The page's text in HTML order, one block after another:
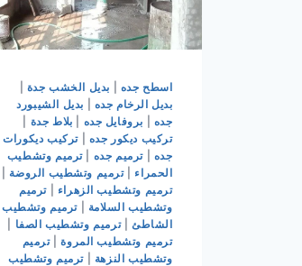
اسطح جده بديل الخشب جدة
بديل الرخام جده
بديل الشيبورد
جده
بروفايل جده بلاط جدة
تركيب ديكور جده |تركيب ديكورات
جده
ترميم جده |ترميم وتشطيب
الحمراء |ترميم وتشطيب الروضة
ترميم وتشطيب الزهراء |ترميم
وتشطيب السلامة
ترميم وتشطيب
الشاطئ|ترميم وتشطيب الصفا
ترميم وتشطيب المروة|ترميم
وتشطيب النزهة
ترميم وتشطيب